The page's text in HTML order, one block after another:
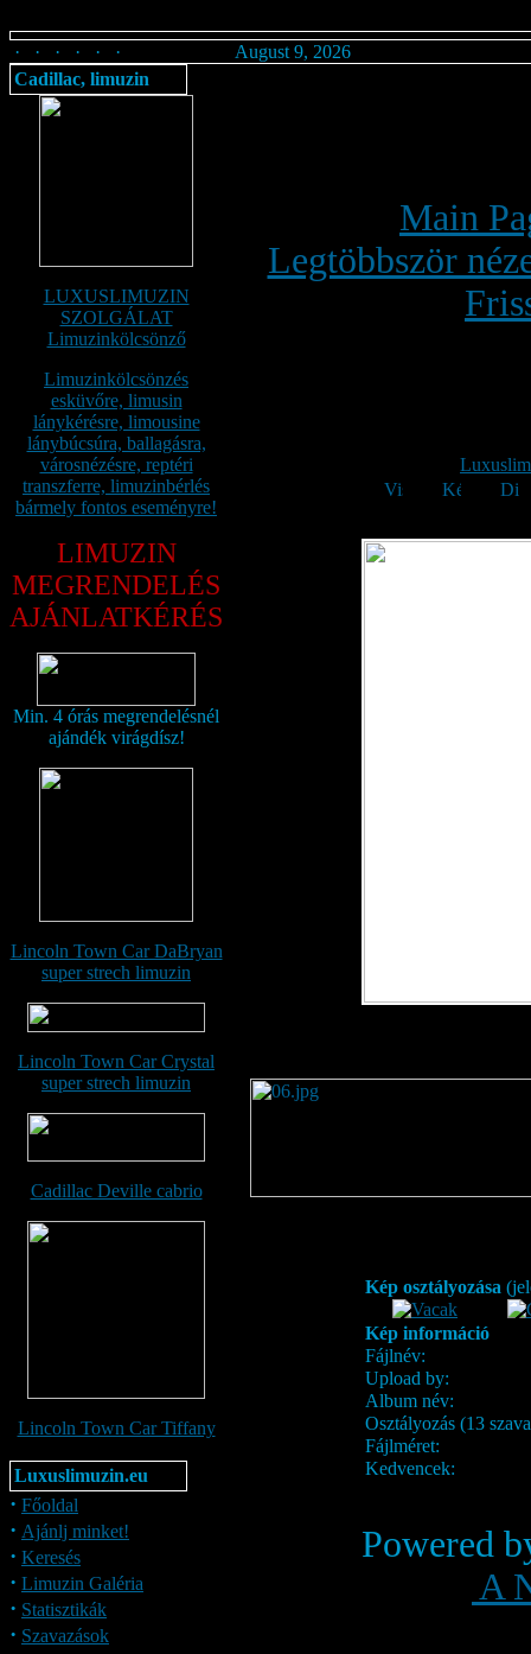
· · · · · ·
August 9, 2026
Cadillac, limuzin
LUXUSLIMUZIN
SZOLGÁLAT
Limuzinkölcsönző
Limuzinkölcsönzés
esküvőre, limusin
lánykérésre, limousine
lánybúcsúra, ballagásra,
városnézésre, reptéri
transzferre, limuzinbérlés
bármely fontos eseményre!
LIMUZIN
MEGRENDELÉS
AJÁNLATKÉRÉS
Min. 4 órás megrendelésnél
ajándék virágdísz!
Lincoln Town Car DaBryan
super strech limuzin
Lincoln Town Car Crystal
super strech limuzin
Cadillac Deville cabrio
Lincoln Town Car Tiffany
Luxuslimuzin.eu
· Főoldal
· Ajánlj minket!
· Keresés
· Limuzin Galéria
· Statisztikák
· Szavazások
Main
Legtöbbször
Kép osztályozása
Kép információ
Fájlnév:
Upload by:
Album név:
Osztályozás (13
Fájlméret:
Kedvencek:
Powered
A